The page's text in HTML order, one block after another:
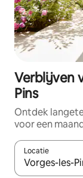
Verblijven
Pins
Ontdek
voor een
Locatie
Wanneer er